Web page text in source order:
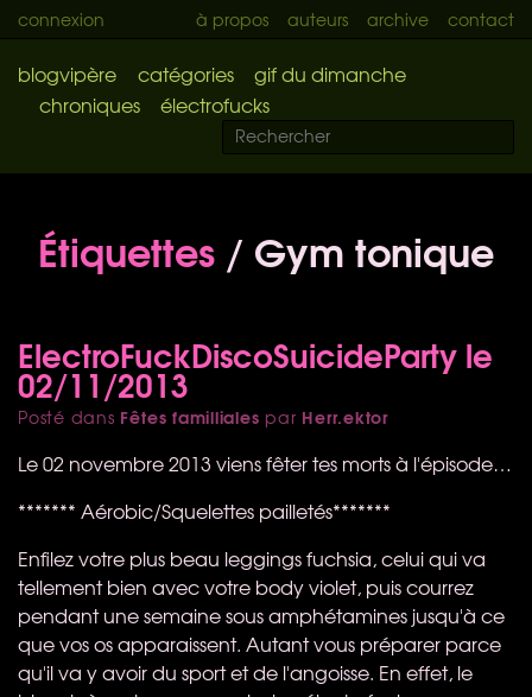
connexion à propos auteurs archive contact
blogvipère catégories
gif du dimanche
chroniques
électrofucks
Étiquettes / Gym tonique
ElectroFuckDiscoSuicideParty le
02/11/2013
Posté dans Fêtes familliales par Herr.ektor
Le 02 novembre 2013 viens fêter tes morts à l'épisode…
******* Aérobic/Squelettes pailletés*******
Enfilez votre plus beau leggings fuchsia, celui qui va
tellement bien avec votre body violet, puis courrez
pendant une semaine sous amphétamines jusqu'à ce
que vos os apparaissent. Autant vous préparer parce
qu'il va y avoir du sport et de l'angoisse. En effet, le